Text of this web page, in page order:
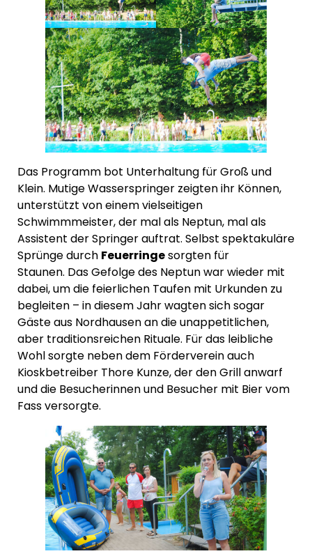
Das Programm bot Unterhaltung für Groß und
Klein. Mutige Wasserspringer zeigten ihr Können,
unterstützt von einem vielseitigen
Schwimmmeister, der mal als Neptun, mal als
Assistent der Springer auftrat. Selbst spektakuläre
Sprünge durch Feuerringesorgten für
Staunen. Das Gefolge des Neptun war wieder mit
dabei, um die feierlichen Taufen mit Urkunden zu
begleiten – in diesem Jahr wagten sich sogar
Gäste aus Nordhausen an die unappetitlichen,
aber traditionsreichen Rituale. Für das leibliche
Wohl sorgte neben dem Förderverein auch
Kioskbetreiber Thore Kunze, der den Grill anwarf
und die Besucherinnen und Besucher mit Bier vom
Fass versorgte.